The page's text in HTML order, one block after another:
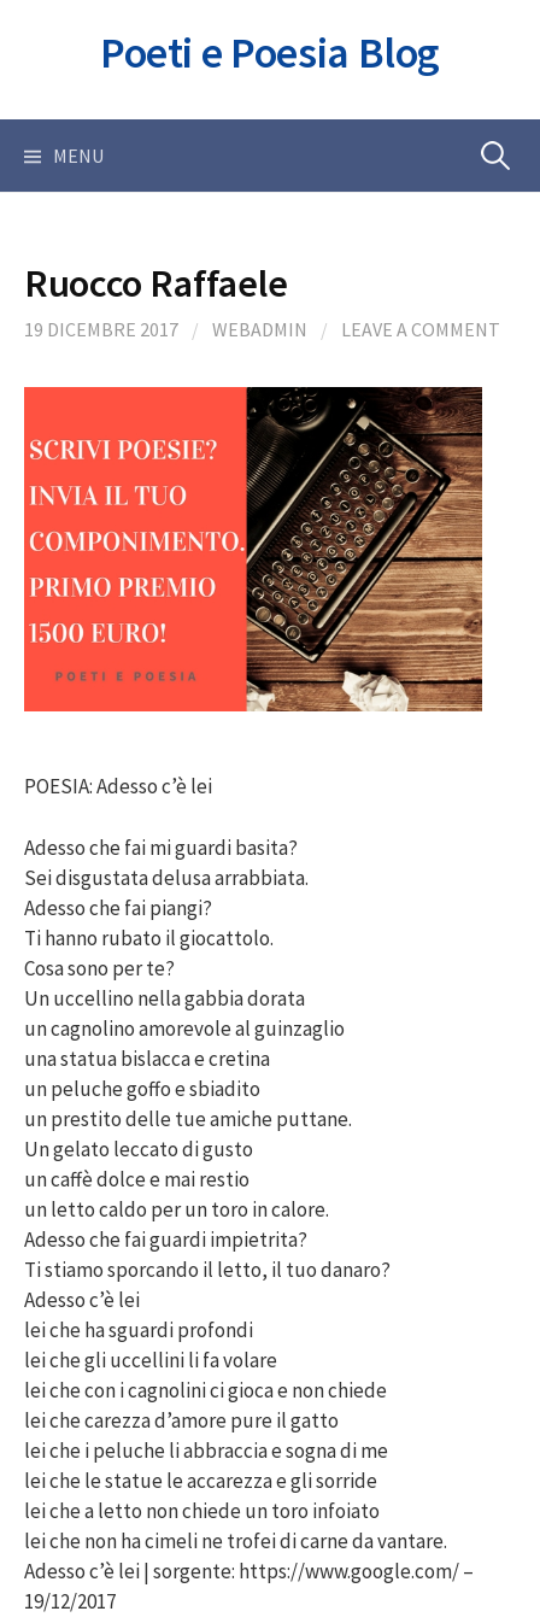
Poeti e Poesia Blog
MENU Ricerca
Ruocco Raffaele
19 DICEMBRE 2017 / WEBADMIN / LEAVE A COMMENT
POESIA: Adesso c’è lei
Adesso che fai mi guardi basita?
Sei disgustata delusa arrabbiata.
Adesso che fai piangi?
Ti hanno rubato il giocattolo.
Cosa sono per te?
Un uccellino nella gabbia dorata
un cagnolino amorevole al guinzaglio
una statua bislacca e cretina
un peluche goffo e sbiadito
un prestito delle tue amiche puttane.
Un gelato leccato di gusto
un caffè dolce e mai restio
un letto caldo per un toro in calore.
Adesso che fai guardi impietrita?
Ti stiamo sporcando il letto, il tuo danaro?
Adesso c’è lei
lei che ha sguardi profondi
lei che gli uccellini li fa volare
lei che con i cagnolini ci gioca e non chiede
lei che carezza d’amore pure il gatto
lei che i peluche li abbraccia e sogna di me
lei che le statue le accarezza e gli sorride
lei che a letto non chiede un toro infoiato
lei che non ha cimeli ne trofei di carne da vantare.
Adesso c’è lei | sorgente: https://www.google.com/ –
19/12/2017